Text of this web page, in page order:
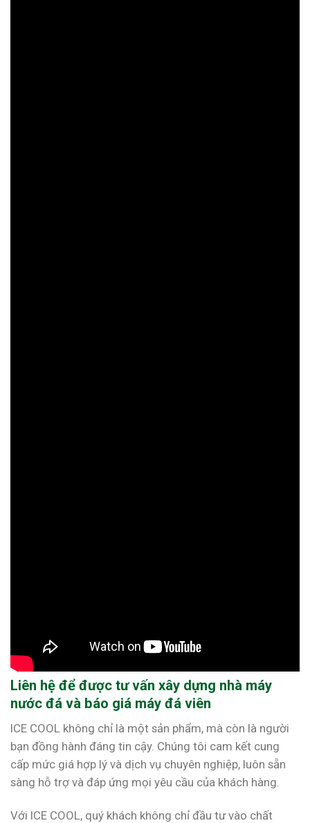
Liên hệ để được tư vấn xây dựng nhà máy
nước đá và báo giá máy đá viên
ICE COOL không chỉ là một sản phẩm, mà còn là người
bạn đồng hành đáng tin cậy. Chúng tôi cam kết cung
cấp mức giá hợp lý và dịch vụ chuyên nghiệp, luôn sẵn
sàng hỗ trợ và đáp ứng mọi yêu cầu của khách hàng.
Với ICE COOL, quý khách không chỉ đầu tư vào chất